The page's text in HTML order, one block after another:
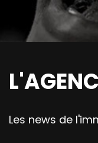
Les news de